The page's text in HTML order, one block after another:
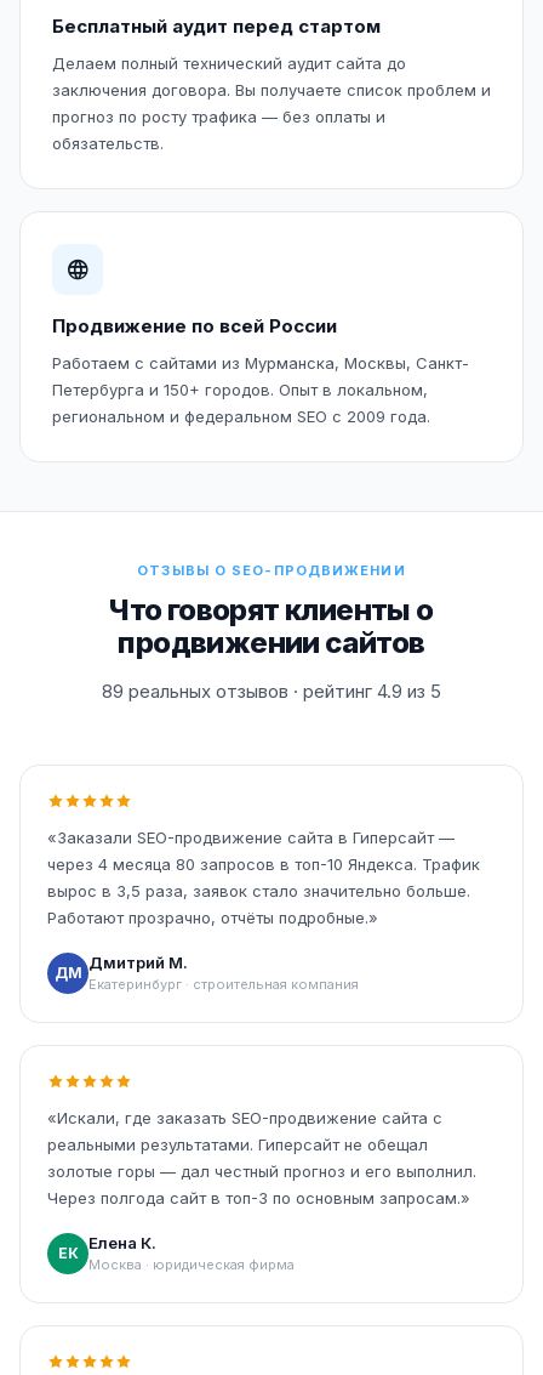
Бесплатный аудит перед стартом
Делаем полный технический аудит сайта до
заключения договора. Вы получаете список проблем и
прогноз по росту трафика — без оплаты и
обязательств.
Продвижение по всей России
Работаем с сайтами из Мурманска, Москвы, Санкт-
Петербурга и 150+ городов. Опыт в локальном,
региональном и федеральном SEO с 2009 года.
ОТЗЫВЫ О SEO-ПРОДВИЖЕНИИ
Что говорят клиенты о
продвижении сайтов
89 реальных отзывов · рейтинг 4.9 из 5
«Заказали SEO-продвижение сайта в Гиперсайт —
через 4 месяца 80 запросов в топ-10 Яндекса. Трафик
вырос в 3,5 раза, заявок стало значительно больше.
Работают прозрачно, отчёты подробные.»
ДМ
Дмитрий М.
Екатеринбург · строительная компания
«Искали, где заказать SEO-продвижение сайта с
реальными результатами. Гиперсайт не обещал
золотые горы — дал честный прогноз и его выполнил.
Через полгода сайт в топ-3 по основным запросам.»
ЕК
Елена К.
Москва · юридическая фирма